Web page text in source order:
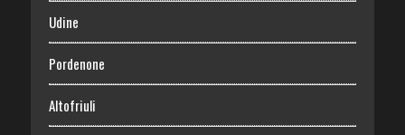
Udine
Pordenone
Altofriuli